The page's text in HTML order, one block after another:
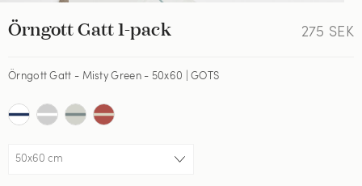
275 SEK
Örngott Gatt 1-pack
Örngott Gatt - Misty Green - 50x60 | GOTS